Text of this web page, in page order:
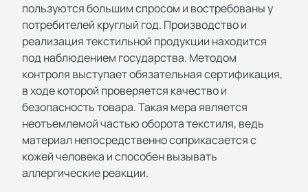
пользуются большим спросом и востребованы у
потребителей круглый год. Производство и
реализация текстильной продукции находится
под наблюдением государства. Методом
контроля выступает обязательная сертификация,
в ходе которой проверяется качество и
безопасность товара. Такая мера является
неотъемлемой частью оборота текстиля, ведь
материал непосредственно соприкасается с
кожей человека и способен вызывать
аллергические реакции.